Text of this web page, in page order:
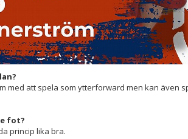
med att spela som ytterforward men kan även
fot?
princip lika bra.